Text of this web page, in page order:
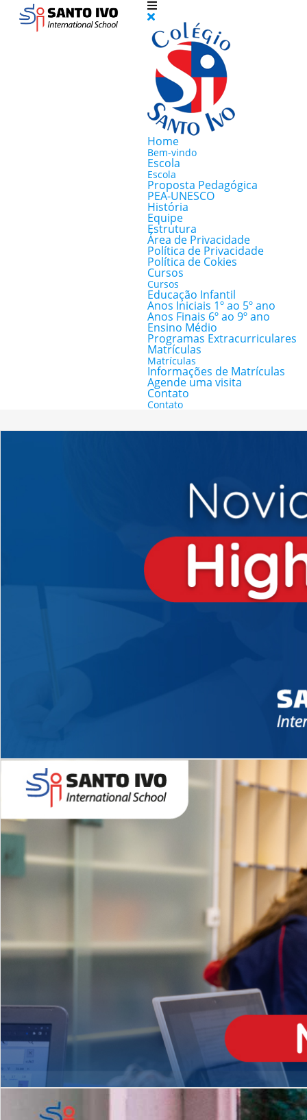
Home
Bem-vindo
Escola
Escola
Proposta Pedagógica
PEA-UNESCO
História
Equipe
Estrutura
Área de Privacidade
Política de Privacidade
Política de Cokies
Cursos
Cursos
Educação Infantil
Anos Iniciais 1º ao 5º ano
Anos Finais 6º ao 9º ano
Ensino Médio
Programas Extracurriculares
Matrículas
Matrículas
Informações de Matrículas
Agende uma visita
Contato
Contato
Novidades 2026 High School
Matrículas Abertas 2026
EDUCAÇÃO INFANTIL
Inglês todos os dias
MÉDIO
igh School
Dupla Diplomação
2º AO 5º ANO FUNDAMENTAL